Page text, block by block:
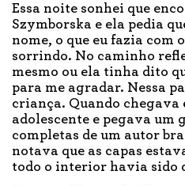
Essa noite sonhei que
Szymborska e ela pedia
nome, o que eu fazia com
sorrindo. No caminho
mesmo ou ela tinha dito
para me agradar. Nessa
criança. Quando chegava
adolescente e pegava um
completas de um autor
notava que as capas
todo o interior havia sido